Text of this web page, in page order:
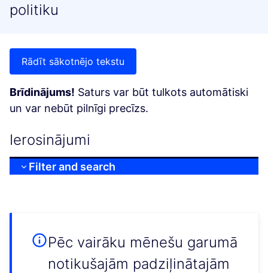
politiku
Rādīt sākotnējo tekstu
Brīdinājums! Saturs var būt tulkots automātiski
un var nebūt pilnīgi precīzs.
Ierosinājumi
Filter and search
Pēc vairāku mēnešu garumā
notikušajām padziļinātajām